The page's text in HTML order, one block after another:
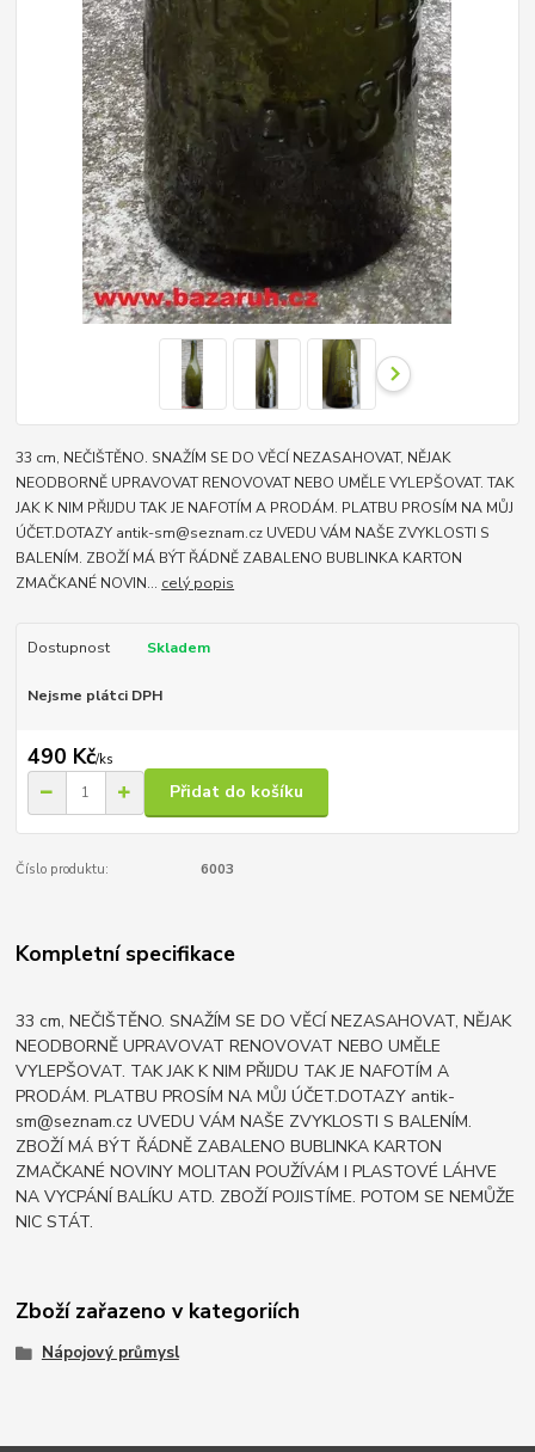
33 cm, NEČIŠTĚNO. SNAŽÍM SE DO VĚCÍ NEZASAHOVAT, NĚJAK
NEODBORNĚ UPRAVOVAT RENOVOVAT NEBO UMĚLE VYLEPŠOVAT. TAK
JAK K NIM PŘIJDU TAK JE NAFOTÍM A PRODÁM. PLATBU PROSÍM NA MŮJ
ÚČET.DOTAZY antik-sm@seznam.cz UVEDU VÁM NAŠE ZVYKLOSTI S
BALENÍM. ZBOŽÍ MÁ BÝT ŘÁDNĚ ZABALENO BUBLINKA KARTON
ZMAČKANÉ NOVIN... celý popis
Dostupnost Skladem
Nejsme plátci DPH
490 Kč/ks
Přidat do košíku
Číslo produktu: 6003
Kompletní specifikace
33 cm, NEČIŠTĚNO. SNAŽÍM SE DO VĚCÍ NEZASAHOVAT, NĚJAK
NEODBORNĚ UPRAVOVAT RENOVOVAT NEBO UMĚLE
VYLEPŠOVAT. TAK JAK K NIM PŘIJDU TAK JE NAFOTÍM A
PRODÁM. PLATBU PROSÍM NA MŮJ ÚČET.DOTAZY antik-
sm@seznam.cz UVEDU VÁM NAŠE ZVYKLOSTI S BALENÍM.
ZBOŽÍ MÁ BÝT ŘÁDNĚ ZABALENO BUBLINKA KARTON
ZMAČKANÉ NOVINY MOLITAN POUŽÍVÁM I PLASTOVÉ LÁHVE
NA VYCPÁNÍ BALÍKU ATD. ZBOŽÍ POJISTÍME. POTOM SE NEMŮŽE
NIC STÁT.
Zboží zařazeno v kategoriích
Nápojový průmysl